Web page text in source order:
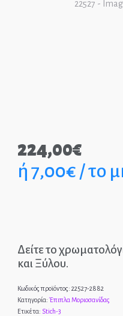
Παιδικά
Παιδικές
224,00€
ή 7,00€ / το
Δείτε το
και Ξύλου.
Κωδικός προϊόντος: 22527-2882
Κατηγορία: Έπιπλα Μοριοσανίδας
Ετικέτα: Stich-3